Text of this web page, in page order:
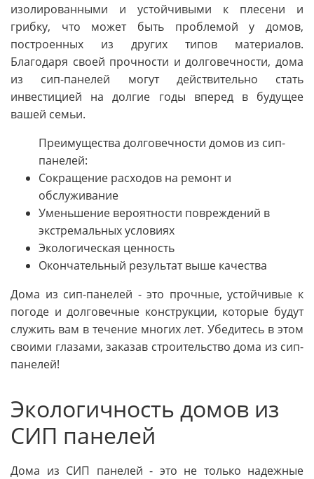
изолированными и устойчивыми к плесени и
грибку, что может быть проблемой у домов,
построенных из других типов материалов.
Благодаря своей прочности и долговечности, дома
из сип-панелей могут действительно стать
инвестицией на долгие годы вперед в будущее
вашей семьи.
Преимущества долговечности домов из сип-
панелей:
Сокращение расходов на ремонт и
обслуживание
Уменьшение вероятности повреждений в
экстремальных условиях
Экологическая ценность
Окончательный результат выше качества
Дома из сип-панелей - это прочные, устойчивые к
погоде и долговечные конструкции, которые будут
служить вам в течение многих лет. Убедитесь в этом
своими глазами, заказав строительство дома из сип-
панелей!
Экологичность домов из
СИП панелей
Дома из СИП панелей - это не только надежные